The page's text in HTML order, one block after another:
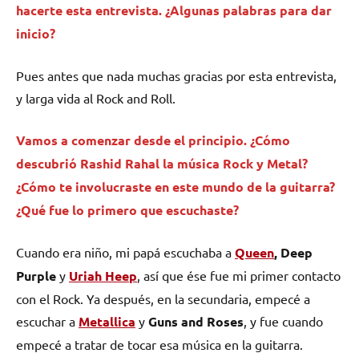
hacerte esta entrevista. ¿Algunas palabras para dar
inicio?
Pues antes que nada muchas gracias por esta entrevista,
y larga vida al Rock and Roll.
Vamos a comenzar desde el principio. ¿Cómo
descubrió Rashid Rahal la música Rock y Metal?
¿Cómo te involucraste en este mundo de la guitarra?
¿Qué fue lo primero que escuchaste?
Cuando era niño, mi papá escuchaba a Queen, Deep
Purple y Uriah Heep , así que ése fue mi primer contacto
con el Rock. Ya después, en la secundaria, empecé a
escuchar a Metallica y Guns and Roses , y fue cuando
empecé a tratar de tocar esa música en la guitarra.